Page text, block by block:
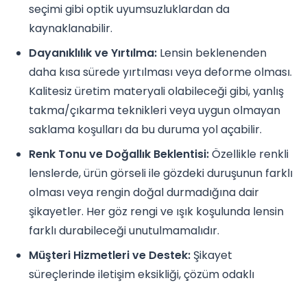
seçimi gibi optik uyumsuzluklardan da
kaynaklanabilir.
Dayanıklılık ve Yırtılma: Lensin beklenenden
daha kısa sürede yırtılması veya deforme olması.
Kalitesiz üretim materyali olabileceği gibi, yanlış
takma/çıkarma teknikleri veya uygun olmayan
saklama koşulları da bu duruma yol açabilir.
Renk Tonu ve Doğallık Beklentisi:Özellikle renkli
lenslerde, ürün görseli ile gözdeki duruşunun farklı
olması veya rengin doğal durmadığına dair
şikayetler. Her göz rengi ve ışık koşulunda lensin
farklı durabileceği unutulmamalıdır.
Müşteri Hizmetleri ve Destek: Şikayet
süreçlerinde iletişim eksikliği, çözüm odaklı